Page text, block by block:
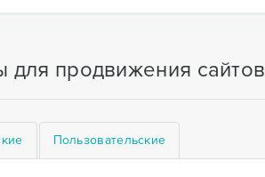
для продвижения сайтов
Пользовательские